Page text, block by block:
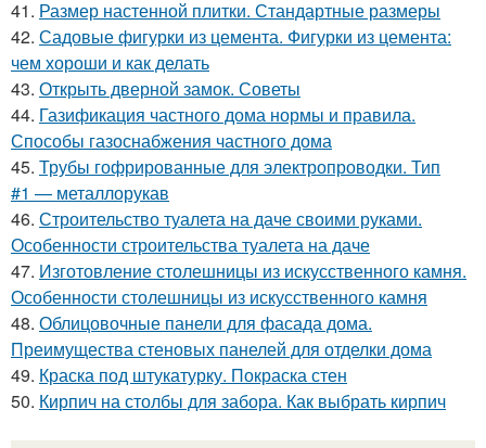
41. Размер настенной плитки. Стандартные размеры
42. Садовые фигурки из цемента. Фигурки из цемента:
чем хороши и как делать
43. Открыть дверной замок. Советы
44. Газификация частного дома нормы и правила.
Способы газоснабжения частного дома
45. Трубы гофрированные для электропроводки. Тип
#1 — металлорукав
46. Строительство туалета на даче своими руками.
Особенности строительства туалета на даче
47. Изготовление столешницы из искусственного камня.
Особенности столешницы из искусственного камня
48. Облицовочные панели для фасада дома.
Преимущества стеновых панелей для отделки дома
49. Краска под штукатурку. Покраска стен
50. Кирпич на столбы для забора. Как выбрать кирпич